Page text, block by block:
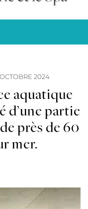
2024
aquatique
d’une partie
près de 60
mer.